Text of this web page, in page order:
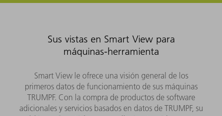
Sus vistas en Smart View para
máquinas-herramienta
Smart View le ofrece una visión general de los
primeros datos de funcionamiento de sus máquinas
TRUMPF. Con la compra de productos de software
adicionales y servicios basados en datos de TRUMPF, su